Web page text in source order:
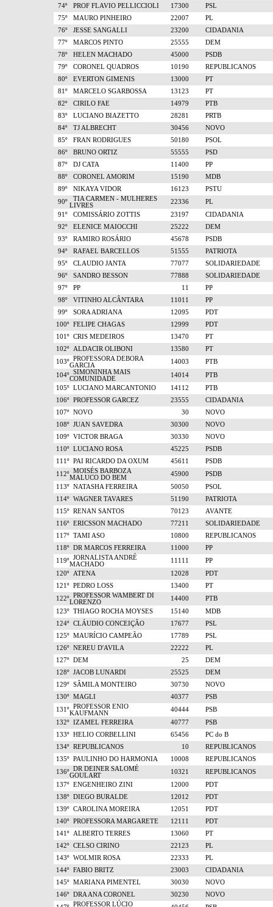
74º
PROF FLAVIO PELLICCIOLI 17300
PSL
75º
MAURO PINHEIRO 22007
PL
76º
JESSE SANGALLI 23200
CIDADANIA
77º
MARCOS PINTO 25555
DEM
78º
HELEN MACHADO 45000
PSDB
79º
CORONEL QUADROS 10190
REPUBLICANOS
80º
EVERTON GIMENIS 13000
PT
81º
MARCELO SGARBOSSA 13123
PT
82º
CIRILO FAE 14979
PTB
83º
LUCIANO BIAZETTO 28281
PRTB
84º
TJ ALBRECHT 30456
NOVO
85º
FRAN RODRIGUES 50180
PSOL
86º
BRUNO ORTIZ 55555
PSD
87º
DJ CATA 11400
PP
88º
CORONEL AMORIM 15190
MDB
89º
NIKAYA VIDOR 16123
PSTU
90º
TIA CARMEN - MULHERES
LIVRES
22336
PL
91º
COMISSÁRIO ZOTTIS 23197
CIDADANIA
92º
ELENICE MAIOCCHI 25222
DEM
93º
RAMIRO ROSÁRIO 45678
PSDB
94º
RAFAEL BARCELLOS 51555
PATRIOTA
95º
CLAUDIO JANTA 77077
SOLIDARIEDADE
96º
SANDRO BESSON 77888
SOLIDARIEDADE
97º
PP 11
PP
98º
VITINHO ALCÂNTARA 11011
PP
99º
SORA ADRIANA 12095
PDT
100º FELIPE CHAGAS 12999
PDT
101º CRIS MEDEIROS 13470
PT
102º ALDACIR OLIBONI 13580
PT
103º PROFESSORA DEBORA
GARCIA
14003
PTB
104º SIMONINHA MAIS
COMUNIDADE
14014
PTB
105º LUCIANO MARCANTONIO 14112
PTB
106º PROFESSOR GARCEZ 23555
CIDADANIA
107º NOVO 30
NOVO
108º JUAN SAVEDRA 30300
NOVO
109º VICTOR BRAGA 30330
NOVO
110º LUCIANO ROSA 45225
PSDB
111º PAI RICARDO DA OXUM 45611
PSDB
112º MOISÉS BARBOZA
MALUCO DO BEM
45900
PSDB
113º NATASHA FERREIRA 50050
PSOL
114º WAGNER TAVARES 51190
PATRIOTA
115º RENAN SANTOS 70123
AVANTE
116º ERICSSON MACHADO 77211
SOLIDARIEDADE
117º TAMI ASO 10800
REPUBLICANOS
118º DR MARCOS FERREIRA 11000
PP
119º JORNALISTA ANDRÉ
MACHADO
11111
PP
120º ATENA 12028
PDT
121º PEDRO LOSS 13400
PT
122º PROFESSOR WAMBERT DI
LORENZO
14400
PTB
123º THIAGO ROCHA MOYSES 15140
MDB
124º CLÁUDIO CONCEIÇÃO 17677
PSL
125º MAURÍCIO CAMPEÃO 17789
PSL
126º NEREU D'AVILA 22222
PL
127º DEM 25
DEM
128º JACOB LUNARDI 25525
DEM
129º SÂMILA MONTEIRO 30730
NOVO
130º MAGLI 40377
PSB
131º PROFESSOR ENIO
KAUFMANN
40444
PSB
132º IZAMEL FERREIRA 40777
PSB
133º HELIO CORBELLINI 65456
PC do B
134º REPUBLICANOS 10
REPUBLICANOS
135º PAULINHO DO HARMONIA 10008
REPUBLICANOS
136º DR DEINER SALOMÉ
GOULART
10321
REPUBLICANOS
137º ENGENHEIRO ZINI 12000
PDT
138º DIEGO BURALDE 12012
PDT
139º CAROLINA MOREIRA 12051
PDT
140º PROFESSORA MARGARETE 12111
PDT
141º ALBERTO TERRES 13060
PT
142º CELSO CIRINO 22123
PL
143º WOLMIR ROSA 22333
PL
144º FABIO BRITZ 23003
CIDADANIA
145º MARIANA PIMENTEL 30030
NOVO
146º DRA ANA CORONEL 30230
NOVO
PROFESSOR LÚCIO